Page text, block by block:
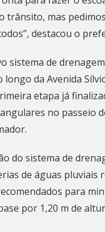
trânsito, mas
destacou o
sistema de
da Avenida
etapa já
no passeio
do sistema de
de águas
para
por 1,20 m de